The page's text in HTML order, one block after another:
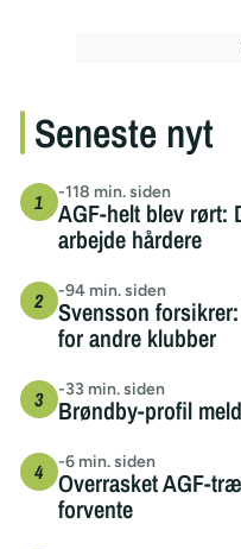
Seneste nyt
-118 min. siden
AGF-helt blev rørt:
arbejde hårdere
-94 min. siden
Svensson
for andre klubber
-33 min. siden
Brøndby-profil
-6 min. siden
Overrasket AGF-
forvente